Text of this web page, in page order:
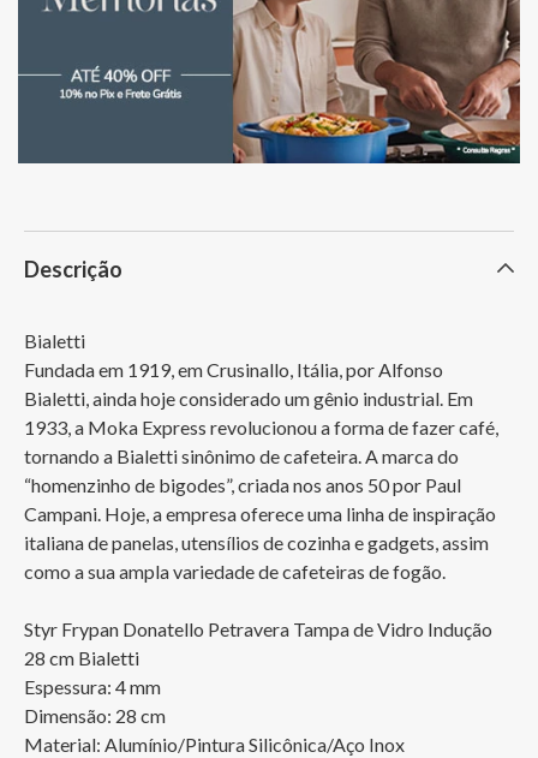
Descrição
Bialetti
Fundada em 1919, em Crusinallo, Itália, por Alfonso
Bialetti, ainda hoje considerado um gênio industrial. Em
1933, a Moka Express revolucionou a forma de fazer café,
tornando a Bialetti sinônimo de cafeteira. A marca do
“homenzinho de bigodes”, criada nos anos 50 por Paul
Campani. Hoje, a empresa oferece uma linha de inspiração
italiana de panelas, utensílios de cozinha e gadgets, assim
como a sua ampla variedade de cafeteiras de fogão.
Styr Frypan Donatello Petravera Tampa de Vidro Indução
28 cm Bialetti
Espessura: 4 mm
Dimensão: 28 cm
Material: Alumínio/Pintura Silicônica/Aço Inox